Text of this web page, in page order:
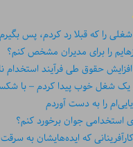
را که قبلا رد کردم، پس
را برای مدیران مشخص کنم؟
افزایش حقوق طی فرآیند
یک شغل خوب پیدا کردم – با
را به دست آوردم
استخدامی جوان برخورد کنم؟
که ایده‏‏‌‏‏‌هایشان به